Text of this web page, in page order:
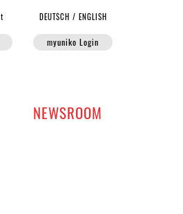
DEUTSCH /ENGLISH
myuniko Login
NEWSROOM